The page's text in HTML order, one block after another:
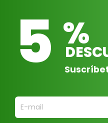
5 %